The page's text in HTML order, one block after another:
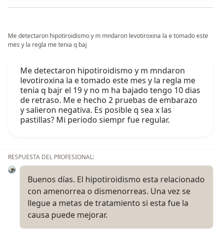
Me detectaron hipotiroidismo y m mndaron levotiroxina la e tomado este
mes y la regla me tenia q baj
Me detectaron hipotiroidismo y m mndaron
levotiroxina la e tomado este mes y la regla me
tenia q bajr el 19 y no m ha bajado tengo 10 dias
de retraso. Me e hecho 2 pruebas de embarazo
y salieron negativa. Es posible q sea x las
pastillas? Mi periodo siempr fue regular.
RESPUESTA DEL PROFESIONAL:
Buenos días. El hipotiroidismo esta relacionado
con amenorrea o dismenorreas. Una vez se
llegue a metas de tratamiento si esta fue la
causa puede mejorar.